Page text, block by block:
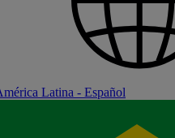
Latina - Español